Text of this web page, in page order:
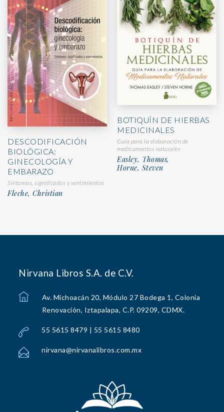
DESCODIFICACIÓN
BIOLÓGICA:
GINECOLOGÍA Y
EMBARAZO
Síntomas, significados y sentimientos
Fleche, Christian
BOTIQUÍN DE HIERBAS
MEDICINALES
Guía para la elaboración de
medicamentos naturales
Easley, Thomas,
Horne, Steven
Nirvana Libros S.A. de C.V.
Av. Michoacán 20, Módulo 27 Bodega 1, Colonia
Renovación, Iztapalapa, C.P. 09209, CDMX.
55 5615 8479 | 55 5615 8480
nirvana@nirvanalibros.com.mx